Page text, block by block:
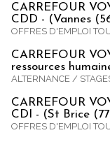
CARREFOUR
CDD - (Vannes
OFFRES D'EMPLOI
CARREFOUR
ressources
ALTERNANCE /
CARREFOUR
CDI - (St Brice
OFFRES D'EMPLOI